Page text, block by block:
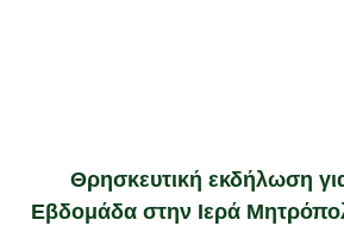
Θρησκευτική εκδήλωση
Εβδομάδα στην Ιερά